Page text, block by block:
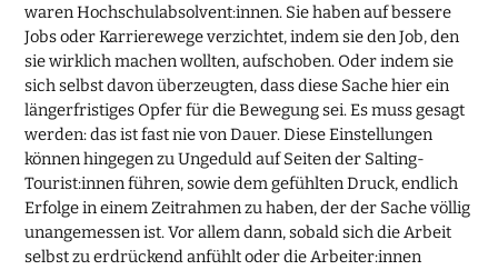
waren Hochschulabsolvent:innen. Sie haben auf bessere
Jobs oder Karrierewege verzichtet, indem sie den Job, den
sie wirklich machen wollten, aufschoben. Oder indem sie
sich selbst davon überzeugten, dass diese Sache hier ein
längerfristiges Opfer für die Bewegung sei. Es muss gesagt
werden: das ist fast nie von Dauer. Diese Einstellungen
können hingegen zu Ungeduld auf Seiten der Salting-
Tourist:innen führen, sowie dem gefühlten Druck, endlich
Erfolge in einem Zeitrahmen zu haben, der der Sache völlig
unangemessen ist. Vor allem dann, sobald sich die Arbeit
selbst zu erdrückend anfühlt oder die Arbeiter:innen